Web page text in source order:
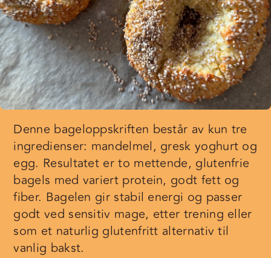
Denne bageloppskriften består av kun tre
ingredienser: mandelmel, gresk yoghurt og
egg. Resultatet er to mettende, glutenfrie
bagels med variert protein, godt fett og
fiber. Bagelen gir stabil energi og passer
godt ved sensitiv mage, etter trening eller
som et naturlig glutenfritt alternativ til
vanlig bakst.